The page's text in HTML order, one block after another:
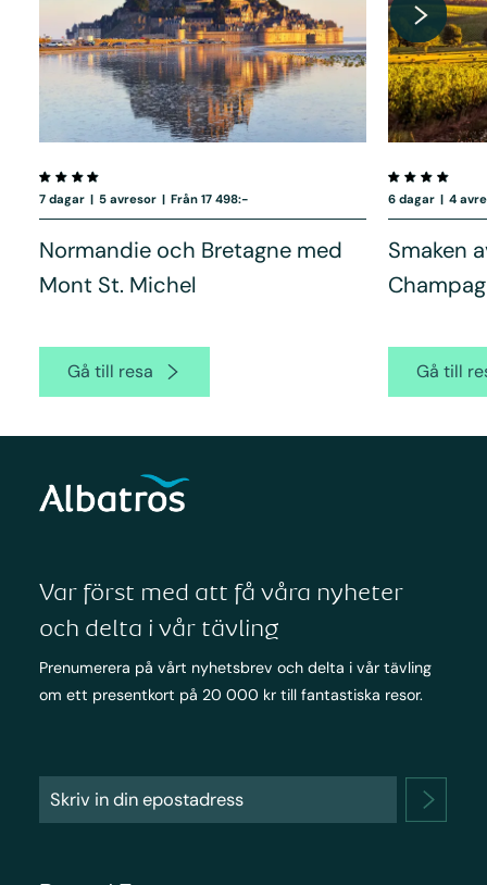
7 dagar | 5 avresor | Från 17 498:-
Normandie och Bretagne med
Mont St. Michel
Gå till resa
6 dagar | 4
Smaken
Gå till
Var först med att få våra nyheter
och delta i vår tävling
Prenumerera på vårt nyhetsbrev och delta i vår tävling
om ett presentkort på 20 000 kr till fantastiska resor.